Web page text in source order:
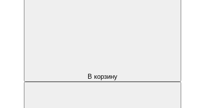
В корзину